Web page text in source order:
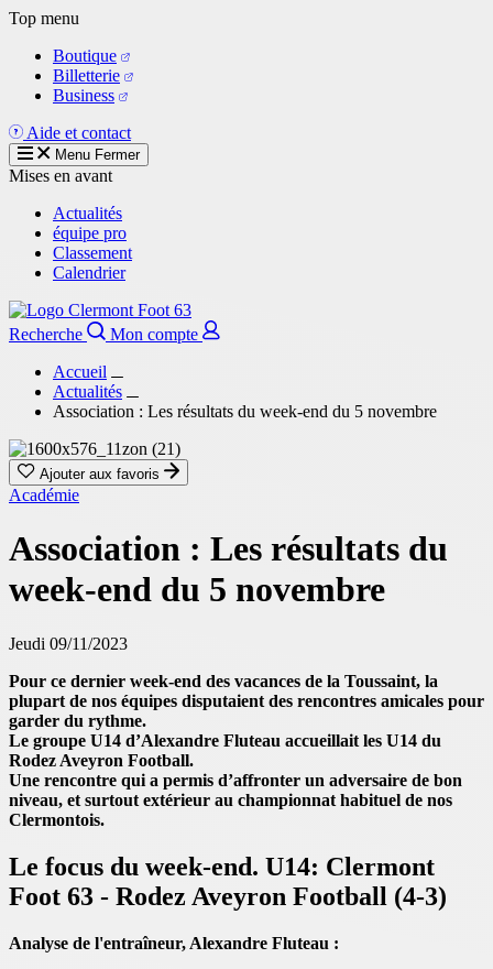
Aller
contenu
principal
Top menu
Boutique
Billetterie
Business
Aide et contact
Menu Fermer
Mises en avant
Actualités
équipe pro
Classement
Calendrier
Recherche
Mon compte
Accueil
Actualités
Association : Les résultats du week-end du 5 novembre
Ajouter aux favoris
Académie
Association : Les résultats du
week-end du 5 novembre
Jeudi 09/11/2023
Pour ce dernier week-end des vacances de la Toussaint, la
plupart de nos équipes disputaient des rencontres amicales pour
garder du rythme.
Le groupe U14 d’Alexandre Fluteau accueillait les U14 du
Rodez Aveyron Football.
Une rencontre qui a permis d’affronter un adversaire de bon
niveau, et surtout extérieur au championnat habituel de nos
Clermontois.
Le focus du week-end. U14: Clermont
Foot 63 - Rodez Aveyron Football (4-3)
Analyse de l'entraîneur, Alexandre Fluteau :